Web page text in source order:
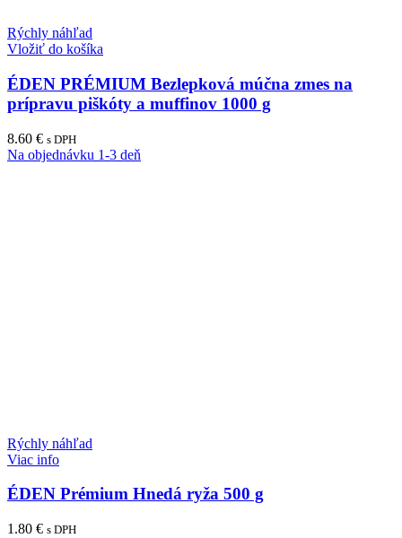
Rýchly náhľad
Vložiť do košíka
ÉDEN PRÉMIUM Bezlepková múčna zmes na
prípravu piškóty a muffinov 1000 g
8.60 € s DPH
Na objednávku 1-3 deň
Rýchly náhľad
Viac info
ÉDEN Prémium Hnedá ryža 500 g
1.80 € s DPH